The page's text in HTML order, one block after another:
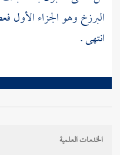
البرزخ وهو الجزاء الأول
انتهى .
الخدمات العلمية